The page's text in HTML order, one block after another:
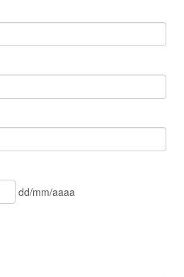
dd/mm/aaaa